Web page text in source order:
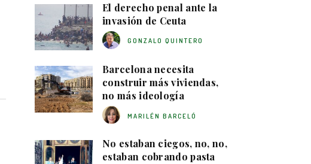
El derecho penal ante la
invasión de Ceuta
GONZALO QUINTERO
Barcelona necesita
construir más viviendas,
no más ideología
MARILÉN BARCELÓ
No estaban ciegos, no, no,
estaban cobrando pasta